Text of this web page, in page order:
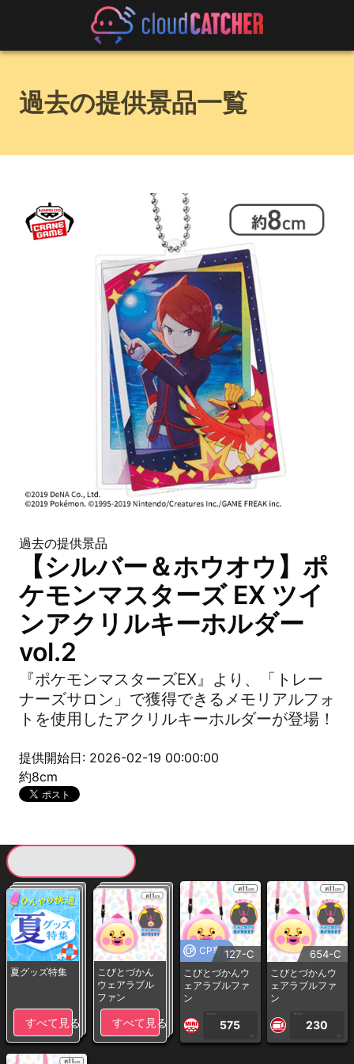
過去の提供景品一覧
過去の提供景品
【シルバー＆ホウオウ】ポ
ケモンマスターズ EX ツイ
ンアクリルキーホルダー
vol.2
『ポケモンマスターズEX』より、「トレー
ナーズサロン」で獲得できるメモリアルフォ
トを使用したアクリルキーホルダーが登場！
提供開始日: 2026-02-19 00:00:00
約8cm
夏グッズ特集
すべて見る
こびとづかん
ウェアラブル
ファン
すべて見る
CP専用127-C
こびとづかんウ
ェアラブルファ
ン
1PLAY
575
CP
654-C
こびとづかんウ
ェアラブルファ
ン
1PLAY
230
CP